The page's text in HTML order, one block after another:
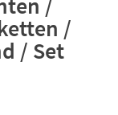
/
/ Set